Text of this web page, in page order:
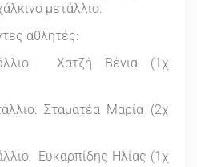
μετάλλιο.
αθλητές:
Χατζή Βένια (1χ
Σταματέα Μαρία (2χ
Ευκαρπίδης Ηλίας (1χ